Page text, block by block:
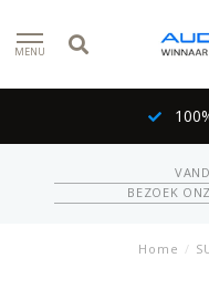
MENU
BEZOEK
Home /